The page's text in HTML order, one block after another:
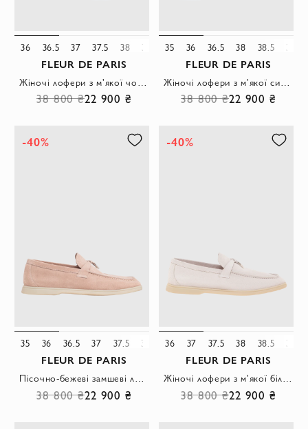
36 36.5 37 37.5 38 38.5 39 39.5 40 42
FLEUR DE PARIS
38 800 ₴22 900 ₴
35 36 36.5 38 38.5 39
FLEUR DE PARIS
38 800 ₴22 900 ₴
-40%
35 36 36.5 37 37.5 38 39 39.5 40
FLEUR DE PARIS
38 800 ₴22 900 ₴
-40%
36 37 37.5 38 38.5 39
FLEUR DE PARIS
38 800 ₴22 900 ₴